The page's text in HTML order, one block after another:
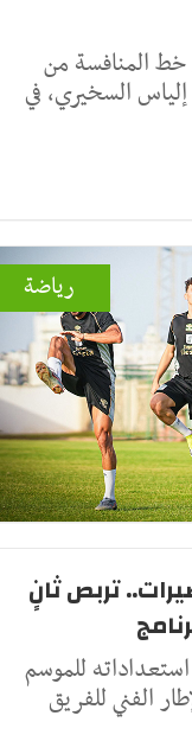
خط المنافسة من
السخيري، في
رياضة
تربص ثانٍ
للموسم
الفني للفريق